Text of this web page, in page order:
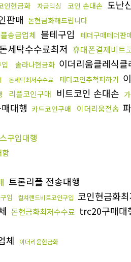
인현금화 자금믹싱 코인 손대손 도난
판매 돈현금화해드립니다
송금업체 블테구입 테더구매테더판
돈세탁수수료최저 휴대폰결제비트
솔라나현금화 이더리움클레식클
돈세탁최저수수료 테더코인추척피하기
리플코인구매 비트코인 손대손
대행 카드코인구매 이더리움전송
구입대행
함
트론리플 전송대행
입 컬쳐랜드비트코인구입 코인현금화
돈현금화최저수수료 trc20구매대
체
이더리움현금화